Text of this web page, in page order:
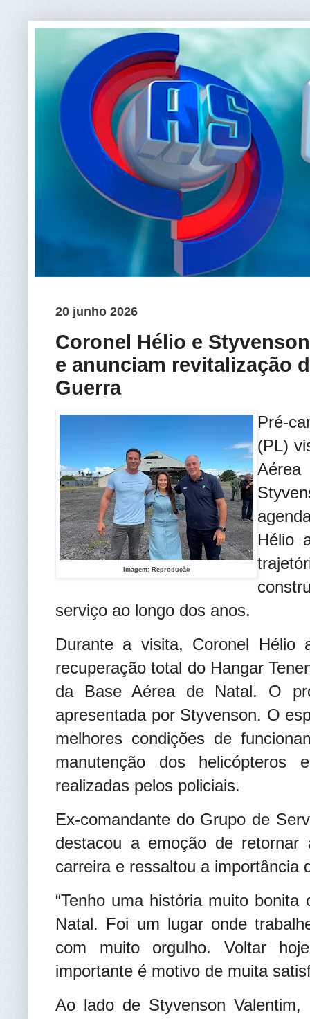
20 junho 2026
Coronel Hélio e
e anunciam revitalização
Guerra
Imagem: Reprodução
Pré-
(PL)
Hélio
serviço ao longo dos anos.
Durante a visita, Coronel Hélio
recuperação total do Hangar
da Base Aérea de Natal. O
apresentada por Styvenson. O
melhores condições de
manutenção dos helicópteros
realizadas pelos policiais.
Ex-comandante do Grupo de
destacou a emoção de
carreira e ressaltou a importância
“Tenho uma história muito
Natal. Foi um lugar onde
com muito orgulho. Voltar
importante é motivo de muita
Ao lado de Styvenson